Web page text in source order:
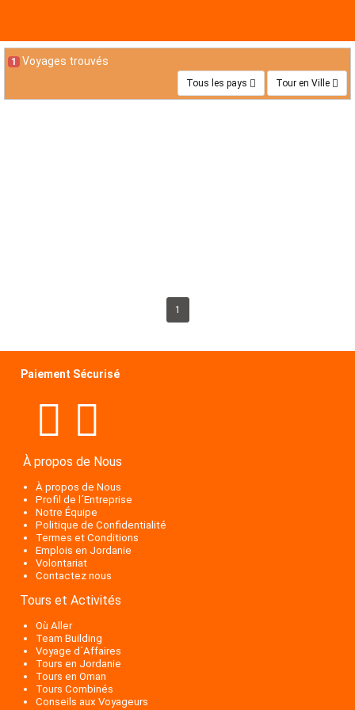
1 Voyages trouvés
Tous les pays Tour en Ville
1
Paiement Sécurisé
À propos de Nous
À propos de Nous
Profil de l´Entreprise
Notre Équipe
Politique de Confidentialité
Termes et Conditions
Emplois en Jordanie
Volontariat
Contactez nous
Tours et Activités
Où Aller
Team Building
Voyage d´Affaires
Tours en Jordanie
Tours en Oman
Tours Combinés
Conseils aux Voyageurs